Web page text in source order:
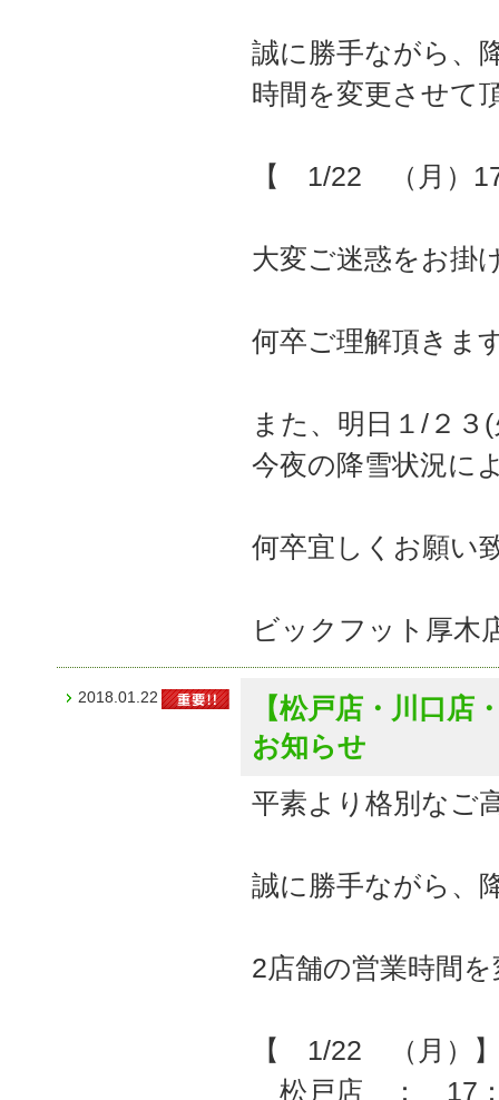
誠に勝手ながら、
時間を変更させて
【 1/22 （月）
大変ご迷惑をお掛
何卒ご理解頂きま
また、明日１/２
今夜の降雪状況に
何卒宜しくお願い
ビックフット厚木
2018.01.22
【松戸店・川口店
お知らせ
平素より格別なご
誠に勝手ながら、
2店舗の営業時間
【 1/22 （月）
松戸店 ： 17